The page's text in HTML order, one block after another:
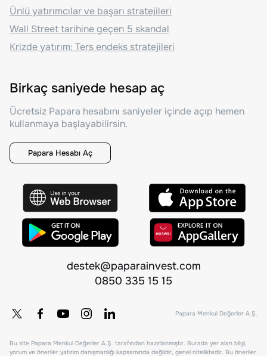
Ünlü yatırımcılar ve başarı stratejileri
Wall Street tarihine geçen 5 skandal
Krizde yatırım: Ters endeks stratejileri
Birkaç saniyede hesap aç
Ücretsiz Papara hesabını saniyeler içinde açıp hemen
kullanmaya başlayabilirsin.
Papara Hesabı Aç
destek@paparainvest.com
0850 335 15 15
Papara Menkul Değerler A.Ş.
Bu site Papara Menkul Değerler A.Ş. tarafından hazırlanmıştır. Burada yer alan bilgi,
yorum ve öneriler yatırım danışmanlığı kapsamında değildir, genel niteliktedir. Bu öneriler